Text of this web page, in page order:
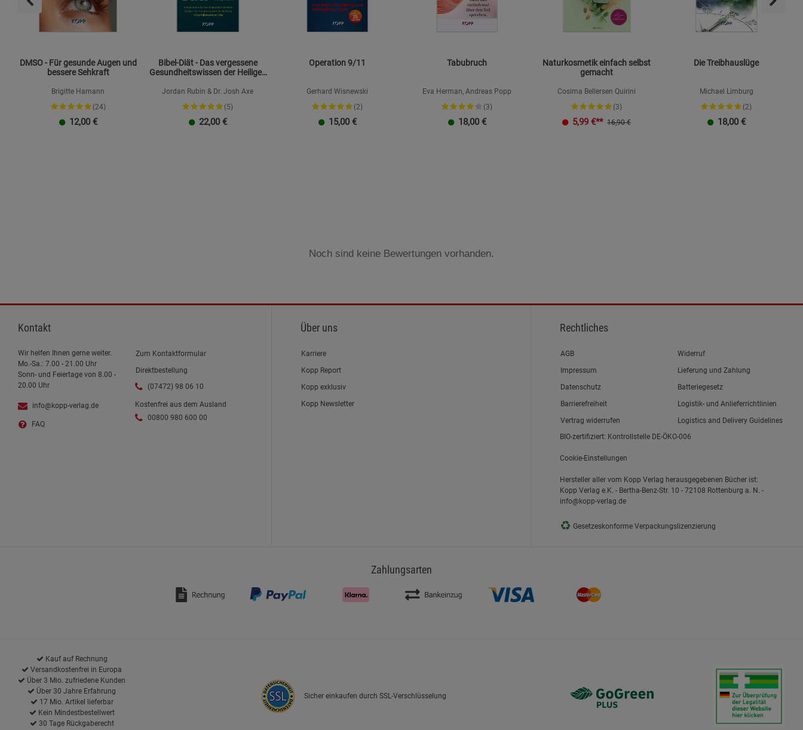
DMSO - Für gesunde Augen und
bessere Sehkraft
Brigitte Hamann
(24)
12,00 €
Bibel-Diät - Das vergessene
Gesundheitswissen der Heiligen
Jordan Rubin & Dr. Josh Axe
(5)
22,00 €
Operation 9/11
Gerhard Wisnewski
(2)
15,00 €
Tabubruch
Eva Herman, Andreas Popp
(3)
18,00 €
Naturkosmetik einfach selbst
gemacht
Cosima Bellersen Quirini
(3)
5,99 €** 16,90 €
Die Treibhauslüge
Michael Limburg
(2)
18,00 €
Noch sind keine Bewertungen vorhanden.
Kontakt
Wir helfen Ihnen gerne weiter.
Mo.-Sa.: 7.00 - 21.00 Uhr
Sonn- und Feiertage von 8.00 -
20.00 Uhr
info@kopp-verlag.de
FAQ
Zum Kontaktformular
Direktbestellung
(07472) 98 06 10
Kostenfrei aus dem Ausland
00800 980 600 00
Über uns
Karriere
Kopp Report
Kopp exklusiv
Kopp Newsletter
Rechtliches
Link zum/zur
AGB
Link zum/zur
Impressum
Link zum/zur
Datenschutz
Link zum/zur
Barrierefreiheit
Vertrag widerrufen
Widerruf
Lieferung und Zahlung
Batteriegesetz
Logistik- und Anlieferrichtlinien
Logistics and Delivery Guidelines
BIO-zertifiziert: Kontrollstelle DE-ÖKO-006
Cookie-Einstellungen
Hersteller aller vom Kopp Verlag herausgegebenen Bücher ist:
Kopp Verlag e.K. - Bertha-Benz-Str. 10 - 72108 Rottenburg a. N. -
info@kopp-verlag.de
♻ Gesetzeskonforme Verpackungslizenzierung
Zahlungsarten
Kauf auf Rechnung
Versandkostenfrei in Europa
Über 3 Mio. zufriedene Kunden
Über 30 Jahre Erfahrung
17 Mio. Artikel lieferbar
Kein Mindestbestellwert
30 Tage Rückgaberecht
Sicher einkaufen durch SSL-Verschlüsselung